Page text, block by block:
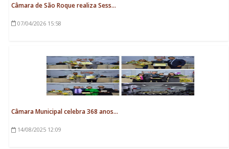
Câmara de São Roque realiza Sess...
07/04/2026 15:58
Câmara Municipal celebra 368 anos...
14/08/2025 12:09